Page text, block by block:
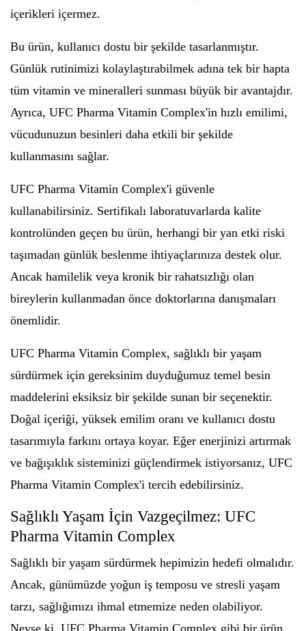
içerikleri içermez.
Bu ürün, kullanıcı dostu bir şekilde tasarlanmıştır.
Günlük rutinimizi kolaylaştırabilmek adına tek bir hapta
tüm vitamin ve mineralleri sunması büyük bir avantajdır.
Ayrıca, UFC Pharma Vitamin Complex'in hızlı emilimi,
vücudunuzun besinleri daha etkili bir şekilde
kullanmasını sağlar.
UFC Pharma Vitamin Complex'i güvenle
kullanabilirsiniz. Sertifikalı laboratuvarlarda kalite
kontrolünden geçen bu ürün, herhangi bir yan etki riski
taşımadan günlük beslenme ihtiyaçlarınıza destek olur.
Ancak hamilelik veya kronik bir rahatsızlığı olan
bireylerin kullanmadan önce doktorlarına danışmaları
önemlidir.
UFC Pharma Vitamin Complex, sağlıklı bir yaşam
sürdürmek için gereksinim duyduğumuz temel besin
maddelerini eksiksiz bir şekilde sunan bir seçenektir.
Doğal içeriği, yüksek emilim oranı ve kullanıcı dostu
tasarımıyla farkını ortaya koyar. Eğer enerjinizi artırmak
ve bağışıklık sisteminizi güçlendirmek istiyorsanız, UFC
Pharma Vitamin Complex'i tercih edebilirsiniz.
Sağlıklı Yaşam İçin Vazgeçilmez: UFC
Pharma Vitamin Complex
Sağlıklı bir yaşam sürdürmek hepimizin hedefi olmalıdır.
Ancak, günümüzde yoğun iş temposu ve stresli yaşam
tarzı, sağlığımızı ihmal etmemize neden olabiliyor.